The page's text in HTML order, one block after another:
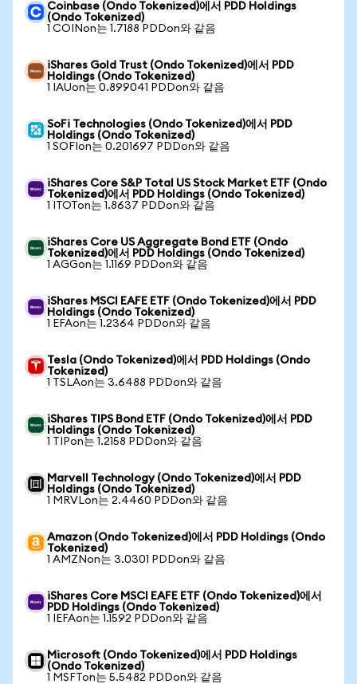
Coinbase (Ondo Tokenized)에서 PDD Holdings
(Ondo Tokenized)
1 COINon는 1.7188 PDDon와 같음
iShares Gold Trust (Ondo Tokenized)에서 PDD
Holdings (Ondo Tokenized)
1 IAUon는 0.899041 PDDon와 같음
SoFi Technologies (Ondo Tokenized)에서 PDD
Holdings (Ondo Tokenized)
1 SOFIon는 0.201697 PDDon와 같음
iShares Core S&P Total US Stock Market ETF (Ondo
Tokenized)에서 PDD Holdings (Ondo Tokenized)
1 ITOTon는 1.8637 PDDon와 같음
iShares Core US Aggregate Bond ETF (Ondo
Tokenized)에서 PDD Holdings (Ondo Tokenized)
1 AGGon는 1.1169 PDDon와 같음
iShares MSCI EAFE ETF (Ondo Tokenized)에서 PDD
Holdings (Ondo Tokenized)
1 EFAon는 1.2364 PDDon와 같음
Tesla (Ondo Tokenized)에서 PDD Holdings (Ondo
Tokenized)
1 TSLAon는 3.6488 PDDon와 같음
iShares TIPS Bond ETF (Ondo Tokenized)에서 PDD
Holdings (Ondo Tokenized)
1 TIPon는 1.2158 PDDon와 같음
Marvell Technology (Ondo Tokenized)에서 PDD
Holdings (Ondo Tokenized)
1 MRVLon는 2.4460 PDDon와 같음
Amazon (Ondo Tokenized)에서 PDD Holdings (Ondo
Tokenized)
1 AMZNon는 3.0301 PDDon와 같음
iShares Core MSCI EAFE ETF (Ondo Tokenized)에서
PDD Holdings (Ondo Tokenized)
1 IEFAon는 1.1592 PDDon와 같음
Microsoft (Ondo Tokenized)에서 PDD Holdings
(Ondo Tokenized)
1 MSFTon는 5.5482 PDDon와 같음